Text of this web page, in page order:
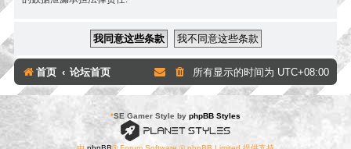
首页 论坛首页 所有显示的时间为 UTC+08:00
*SE Gamer Style by phpBB Styles